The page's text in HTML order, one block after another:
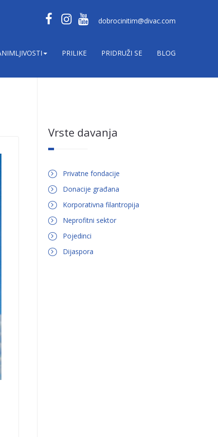
dobrocinitim@divac.com
PRILIKE PRIDRUŽI SE BLOG
Vrste davanja
Privatne fondacije
Donacije građana
Korporativna filantropija
Neprofitni sektor
Pojedinci
Dijaspora